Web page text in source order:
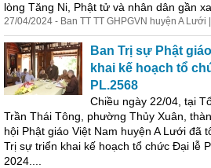
lòng Tăng Ni, Phật tử và nhân dân gần
27/04/2024 - Ban TT TT GHPGVN huyện A Lưới
Ban Trị sự Phật
khai kế hoạch tổ
PL.2568
Chiều ngày 22/04, tại
Trần Thái Tông, phường Thủy Xuân,
hội Phật giáo Việt Nam huyện A Lưới đã
Trị sự triển khai kế hoạch tổ chức Đại lễ
2024....